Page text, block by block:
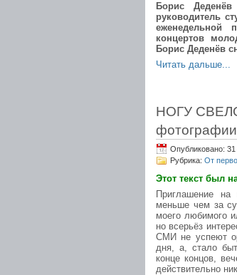
Борис
руководитель
еженедельной
концертов
Борис Деденёв
Читать дальше...
НОГУ
Опубликовано: 31
Рубрика: От
Этот текст был
Приглашение на
меньше чем за
моего любимого
но всерьёз
СМИ не успеют
дня, а, стало
конце концов,
действительно